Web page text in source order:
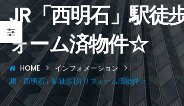
JR「西明石」駅徒
ォーム済物件☆
HOME
インフォメーション
JR「西明石」駅徒歩1分リフォーム済物件☆